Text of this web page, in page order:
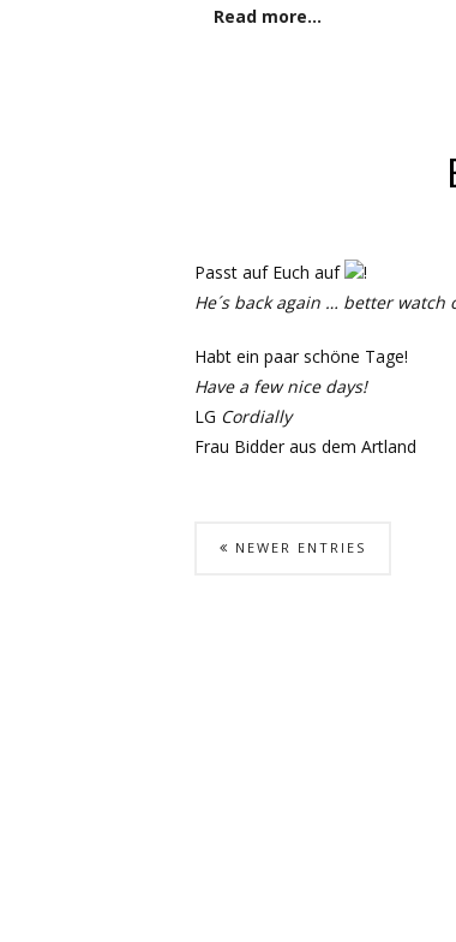
Read more…
Passt auf Euch auf
!
He´s back again … better watch
Habt ein paar schöne Tage!
Have a few nice days!
LG Cordially
Frau Bidder aus dem Artland
NEWER ENTRIES